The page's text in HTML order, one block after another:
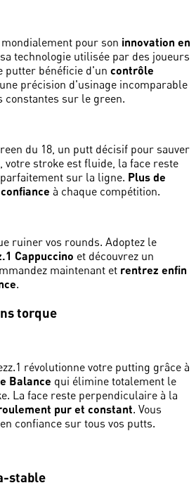
pour son innovation en
technologie utilisée par des joueurs
putter bénéficie d'un contrôle
précision d'usinage incomparable
constantes sur le green.
du 18, un putt décisif pour sauver
votre stroke est fluide, la face reste
sur la ligne. Plus de
à chaque compétition.
ruiner vos rounds. Adoptez le
Cappuccino et découvrez un
maintenant et rentrez enfin
.
torque
révolutionne votre putting grâce à
Balance qui élimine totalement le
La face reste perpendiculaire à la
pur et constant. Vous
confiance sur tous vos putts.
stable